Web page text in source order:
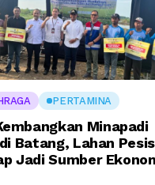
PERTAMINA
Minapadi
Batang, Lahan
Jadi Sumber